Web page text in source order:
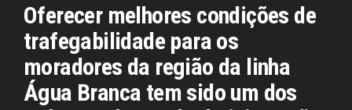
Oferecer melhores condições de
trafegabilidade para os
moradores da região da linha
Água Branca tem sido um dos